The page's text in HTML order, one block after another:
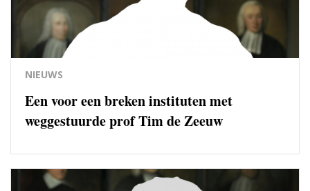
NIEUWS
Een voor een breken instituten met
weggestuurde prof Tim de Zeeuw